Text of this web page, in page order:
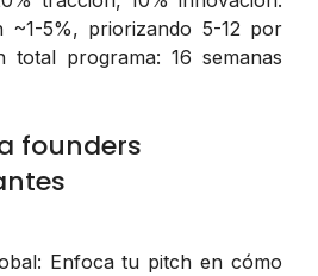
~1-5%, priorizando 5-12 por
total programa: 16 semanas
founders
Enfoca tu pitch en cómo